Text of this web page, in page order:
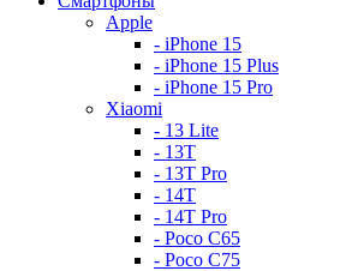
Apple
- iPhone 15
- iPhone 15 Plus
- iPhone 15 Pro
Xiaomi
- 13 Lite
- 13T
- 13T Pro
- 14T
- 14T Pro
- Poco C65
- Poco C75